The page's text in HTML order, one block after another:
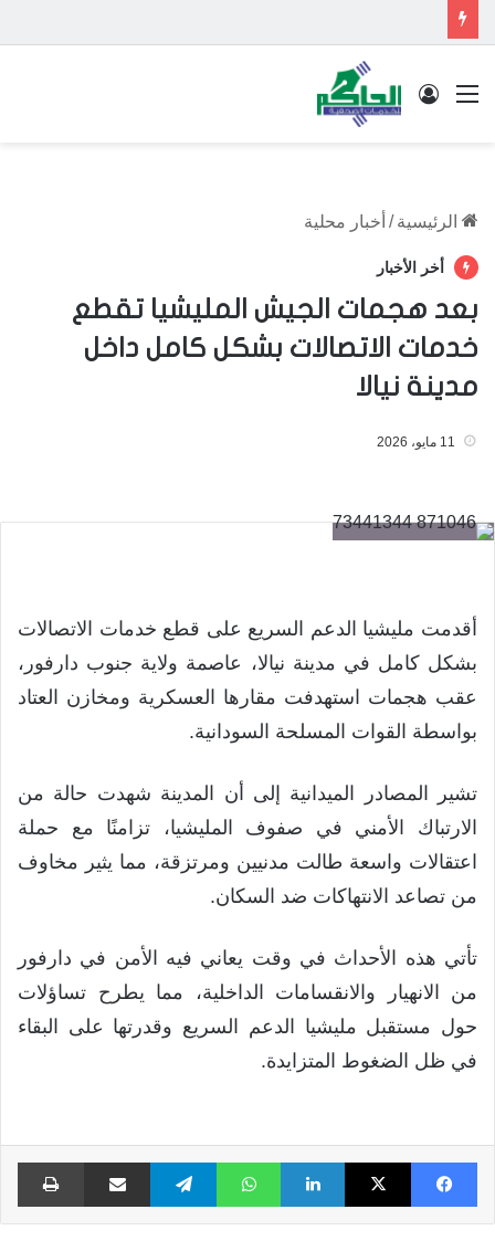
القائمة تسجيل الدخول
الرئيسية / أخبار محلية
أخر الأخبار
بعد هجمات الجيش المليشيا تقطع
خدمات الاتصالات بشكل كامل داخل
مدينة نيالا
11 مايو، 2026
أقدمت مليشيا الدعم السريع على قطع خدمات الاتصالات
بشكل كامل في مدينة نيالا، عاصمة ولاية جنوب دارفور،
عقب هجمات استهدفت مقارها العسكرية ومخازن العتاد
بواسطة القوات المسلحة السودانية.
تشير المصادر الميدانية إلى أن المدينة شهدت حالة من
الارتباك الأمني في صفوف المليشيا، تزامنًا مع حملة
اعتقالات واسعة طالت مدنيين ومرتزقة، مما يثير مخاوف
من تصاعد الانتهاكات ضد السكان.
تأتي هذه الأحداث في وقت يعاني فيه الأمن في دارفور
من الانهيار والانقسامات الداخلية، مما يطرح تساؤلات
حول مستقبل مليشيا الدعم السريع وقدرتها على البقاء
في ظل الضغوط المتزايدة.
فيسبوك X لينكدإن واتساب تيلقرام مشاركة عبر البريد